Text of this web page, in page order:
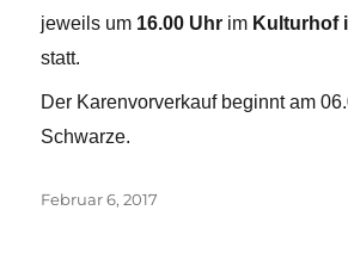
jeweils um 16.00 Uhr im Kulturhof
statt.
Der Karenvorverkauf beginnt am
Schwarze.
Veröffentlicht
Februar 6, 2017